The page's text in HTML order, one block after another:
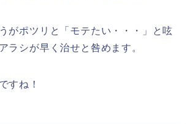
がポツリと「モテたい・・・」と呟
ラシが早く治せと咎めます。
すね！